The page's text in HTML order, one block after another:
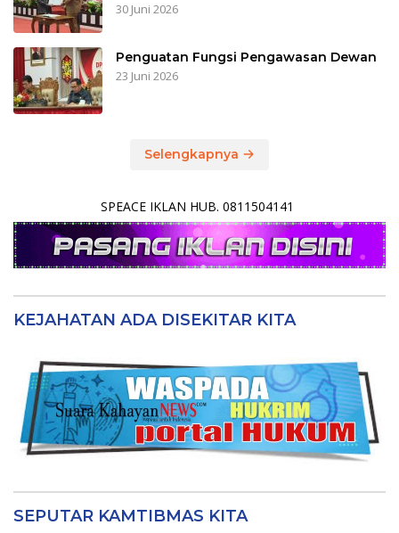
30 Juni 2026
Penguatan Fungsi Pengawasan Dewan
23 Juni 2026
Selengkapnya
SPEACE IKLAN HUB. 0811504141
KEJAHATAN ADA DISEKITAR KITA
SEPUTAR KAMTIBMAS KITA